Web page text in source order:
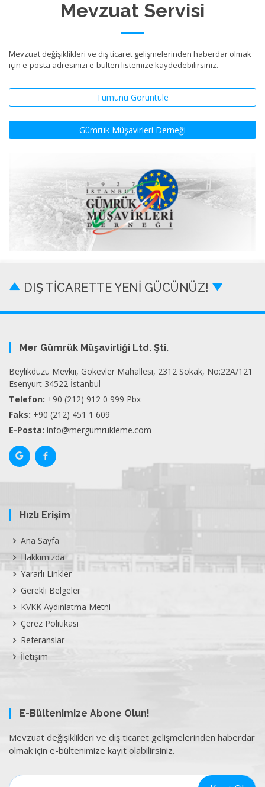
Mevzuat Servisi
Mevzuat değişiklikleri ve dış ticaret gelişmelerinden haberdar olmak
için e-posta adresinizi e-bülten listemize kaydedebilirsiniz.
Tümünü Görüntüle
Gümrük Müşavirleri Derneği
DIŞ TİCARETTE YENİ GÜCÜNÜZ!
Mer Gümrük Müşavirliği Ltd. Şti.
Beylikdüzü Mevkii, Gökevler Mahallesi, 2312 Sokak, No:22A/121
Esenyurt 34522 İstanbul
Telefon: +90 (212) 912 0 999 Pbx
Faks: +90 (212) 451 1 609
E-Posta: info@mergumrukleme.com
Hızlı Erişim
Ana Sayfa
Hakkımızda
Yararlı Linkler
Gerekli Belgeler
KVKK Aydınlatma Metni
Çerez Politikası
Referanslar
İletişim
E-Bültenimize Abone Olun!
Mevzuat değişiklikleri ve dış ticaret gelişmelerinden haberdar
olmak için e-bültenimize kayıt olabilirsiniz.